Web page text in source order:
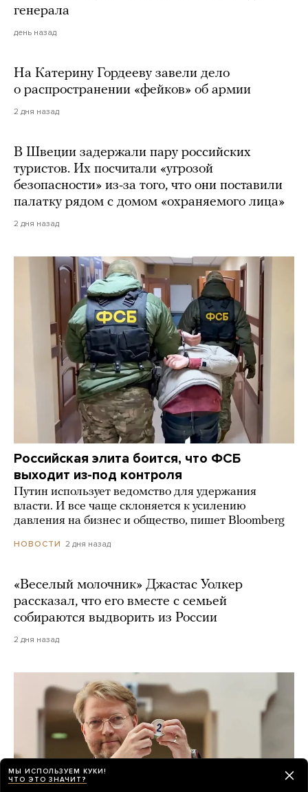
генерала
день назад
На Катерину Гордееву завели дело
о распространении «фейков» об армии
2 дня назад
В Швеции задержали пару российских
туристов. Их посчитали «угрозой
безопасности» из-за того, что они поставили
палатку рядом с домом «охраняемого лица»
2 дня назад
Российская элита боится, что ФСБ
выходит из-под контроля
Путин использует ведомство для удержания
власти. И все чаще склоняется к усилению
давления на бизнес и общество, пишет Bloomberg
НОВОСТИ 2 дня назад
«Веселый молочник» Джастас Уолкер
рассказал, что его вместе с семьей
собираются выдворить из России
2 дня назад
МЫ ИСПОЛЬЗУЕМ КУКИ!
ЧТО ЭТО ЗНАЧИТ?